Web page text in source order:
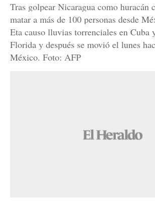
Tras golpear Nicaragua como huracán
matar a más de 100 personas desde
Eta causo lluvias torrenciales en Cuba
Florida y después se movió el lunes
México. Foto: AFP